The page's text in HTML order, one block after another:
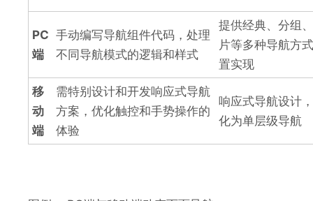
PC
端
手动编写导航组件代码，处理
不同导航模式的逻辑和样式
提供经典、分组
片等多种导航方
置实现
移
动
端
需特别设计和开发响应式导航
方案，优化触控和手势操作的
体验
响应式导航设计
化为单层级导航